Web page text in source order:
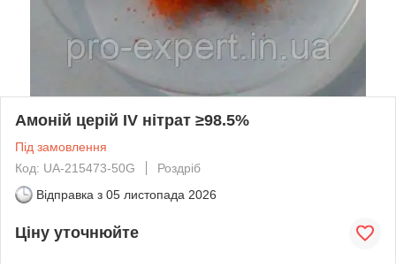
Амоній церій IV нітрат ≥98.5%
Під замовлення
Код: UA-215473-50G
Роздріб
Відправка з 05 листопада 2026
Ціну уточнюйте